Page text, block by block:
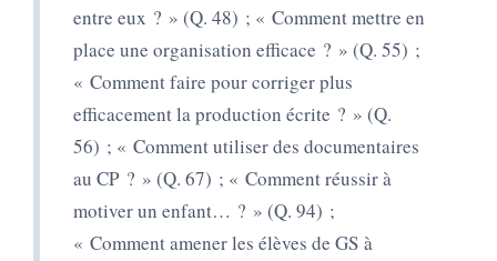
entre eux ? » (Q. 48) ; « Comment mettre en
place une organisation efficace ? » (Q. 55) ;
« Comment faire pour corriger plus
efficacement la production écrite ? » (Q.
56) ; « Comment utiliser des documentaires
au CP ? » (Q. 67) ; « Comment réussir à
motiver un enfant… ? » (Q. 94) ;
« Comment amener les élèves de GS à